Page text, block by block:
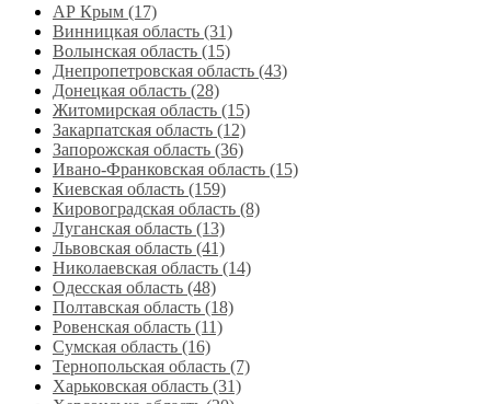
АР Крым (17)
Винницкая область (31)
Волынская область (15)
Днепропетровская область‎ (43)
Донецкая область (28)
Житомирская область (15)
Закарпатская область (12)
Запорожская область (36)
Ивано-Франковская область (15)
Киевская область (159)
Кировоградская область (8)
Луганская область‎ (13)
Львовская область‎ (41)
Николаевская область‎ (14)
Одесская область‎ (48)
Полтавская область (18)
Ровенская область‎ (11)
Сумская область‎ (16)
Тернопольская область‎ (7)
Харьковская область‎ (31)